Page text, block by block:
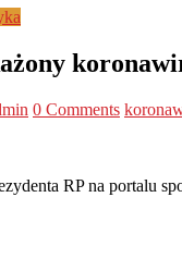
0 Comments
RP na portalu